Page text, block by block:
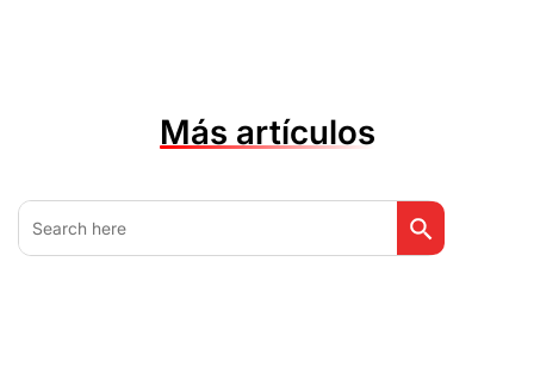
Más artículos
Buscar: Botón de